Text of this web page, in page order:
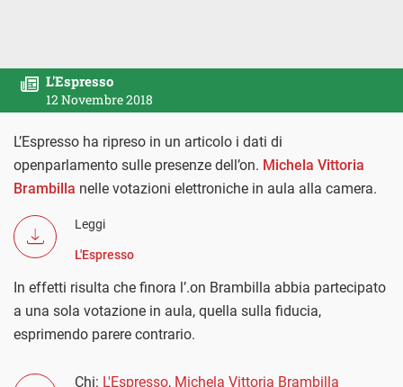
L'Espresso
12 Novembre 2018
L’Espresso ha ripreso in un articolo i dati di
openparlamento sulle presenze dell’on. Michela Vittoria
Brambilla nelle votazioni elettroniche in aula alla camera.
Leggi
L'Espresso
In effetti risulta che finora l’.on Brambilla abbia partecipato
a una sola votazione in aula, quella sulla fiducia,
esprimendo parere contrario.
Chi: L'Espresso, Michela Vittoria Brambilla